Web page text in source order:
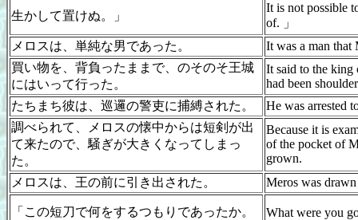
生かして置けぬ。」
It is not possible
of. 」
メロスは、単純な男であった。
It was a man that
買い物を、背負ったままで、のそのそ王城
にはいって行った。
It said to the king
had been
たちまち彼は、巡邏の警吏に捕縛された。
He was arrested
調べられて、メロスの懐中からは短剣が出
て来たので、騒ぎが大きくなってしまっ
た。
Because it is
of the pocket of
grown.
メロスは、王の前に引き出された。
Meros was
「この短刀で何をするつもりであったか。 What were you